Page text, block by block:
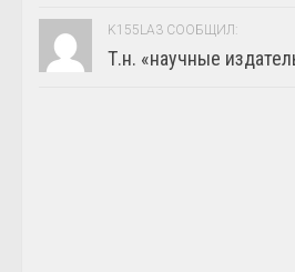
K155LA3 СООБЩИЛ:
Т.н. «научные